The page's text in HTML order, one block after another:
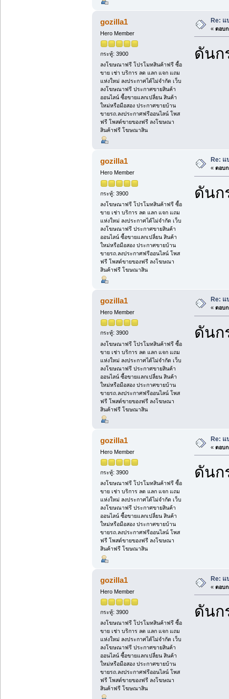
gozilla1
Hero Member
กระทู้: 3900
ลงโฆษณาฟรี โปรโมทสินค้าฟรี ซื้อ
ขาย เช่า บริการ ลด แลก แจก แถม
แห่งใหม่ ลงประกาศได้ไม่จำกัด เว็บ
ลงโฆษณาฟรี ประกาศขายสินค้า
ออนไลน์ ซื้อขายแลกเปลี่ยน สินค้า
ใหม่หรือมือสอง ประกาศขายบ้าน
ขายรถ.ลงประกาศฟรีออนไลน์ โพส
ฟรี โพสต์ขายของฟรี ลงโฆษณา
สินค้าฟรี โฆษณาสิน
Re: แ
« ตอบก
ดันก
gozilla1
Hero Member
กระทู้: 3900
ลงโฆษณาฟรี โปรโมทสินค้าฟรี ซื้อ
ขาย เช่า บริการ ลด แลก แจก แถม
แห่งใหม่ ลงประกาศได้ไม่จำกัด เว็บ
ลงโฆษณาฟรี ประกาศขายสินค้า
ออนไลน์ ซื้อขายแลกเปลี่ยน สินค้า
ใหม่หรือมือสอง ประกาศขายบ้าน
ขายรถ.ลงประกาศฟรีออนไลน์ โพส
ฟรี โพสต์ขายของฟรี ลงโฆษณา
สินค้าฟรี โฆษณาสิน
Re:
« ตอบก
ดันก
gozilla1
Hero Member
กระทู้: 3900
ลงโฆษณาฟรี โปรโมทสินค้าฟรี ซื้อ
ขาย เช่า บริการ ลด แลก แจก แถม
แห่งใหม่ ลงประกาศได้ไม่จำกัด เว็บ
ลงโฆษณาฟรี ประกาศขายสินค้า
ออนไลน์ ซื้อขายแลกเปลี่ยน สินค้า
ใหม่หรือมือสอง ประกาศขายบ้าน
ขายรถ.ลงประกาศฟรีออนไลน์ โพส
ฟรี โพสต์ขายของฟรี ลงโฆษณา
สินค้าฟรี โฆษณาสิน
Re:
« ตอบก
ดันก
gozilla1
Hero Member
กระทู้: 3900
ลงโฆษณาฟรี โปรโมทสินค้าฟรี ซื้อ
ขาย เช่า บริการ ลด แลก แจก แถม
แห่งใหม่ ลงประกาศได้ไม่จำกัด เว็บ
ลงโฆษณาฟรี ประกาศขายสินค้า
ออนไลน์ ซื้อขายแลกเปลี่ยน สินค้า
ใหม่หรือมือสอง ประกาศขายบ้าน
ขายรถ.ลงประกาศฟรีออนไลน์ โพส
ฟรี โพสต์ขายของฟรี ลงโฆษณา
สินค้าฟรี โฆษณาสิน
Re: แ
« ตอบก
ดันก
gozilla1
Hero Member
กระทู้: 3900
ลงโฆษณาฟรี โปรโมทสินค้าฟรี ซื้อ
ขาย เช่า บริการ ลด แลก แจก แถม
แห่งใหม่ ลงประกาศได้ไม่จำกัด เว็บ
ลงโฆษณาฟรี ประกาศขายสินค้า
ออนไลน์ ซื้อขายแลกเปลี่ยน สินค้า
ใหม่หรือมือสอง ประกาศขายบ้าน
ขายรถ.ลงประกาศฟรีออนไลน์ โพส
ฟรี โพสต์ขายของฟรี ลงโฆษณา
สินค้าฟรี โฆษณาสิน
Re: แ
« ตอบก
ดันก